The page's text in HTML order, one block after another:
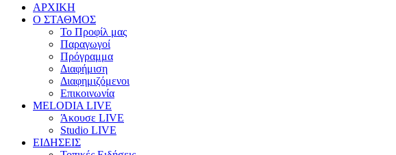
ΑΡΧΙΚΗ
Ο ΣΤΑΘΜΟΣ
Το Προφίλ μας
Παραγωγοί
Πρόγραμμα
Διαφήμιση
Διαφημιζόμενοι
Επικοινωνία
MELODIA LIVE
Άκουσε LIVE
Studio LIVE
ΕΙΔΗΣΕΙΣ